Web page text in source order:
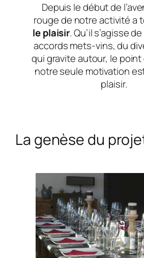
Depuis le début de
rouge de notre activité a
le plaisir. Qu’il s’agisse
accords mets-vins, du
qui gravite autour, le point
notre seule motivation
plaisir.
La genèse du